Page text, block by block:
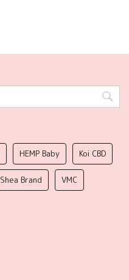
HEMP Baby Koi CBD
Shea Brand VMC